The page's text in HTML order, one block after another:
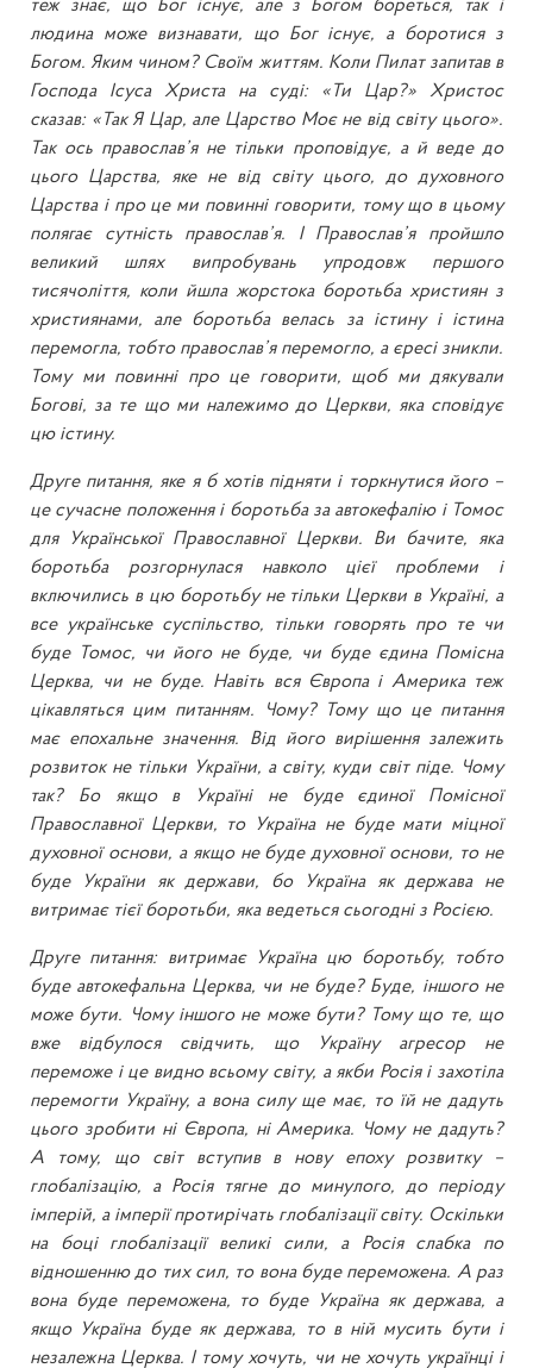
теж знає, що Бог існує, але з Богом бореться, так і
людина може визнавати, що Бог існує, а боротися з
Богом. Яким чином? Своїм життям. Коли Пилат запитав в
Господа Ісуса Христа на суді: «Ти Цар?» Христос
сказав: «Так Я Цар, але Царство Моє не від світу цього».
Так ось православ’я не тільки проповідує, а й веде до
цього Царства, яке не від світу цього, до духовного
Царства і про це ми повинні говорити, тому що в цьому
полягає сутність православ’я. І Православ’я пройшло
великий шлях випробувань упродовж першого
тисячоліття, коли йшла жорстока боротьба християн з
християнами, але боротьба велась за істину і істина
перемогла, тобто православ’я перемогло, а єресі зникли.
Тому ми повинні про це говорити, щоб ми дякували
Богові, за те що ми належимо до Церкви, яка сповідує
цю істину.
Друге питання, яке я б хотів підняти і торкнутися його –
це сучасне положення і боротьба за автокефалію і Томос
для Української Православної Церкви. Ви бачите, яка
боротьба розгорнулася навколо цієї проблеми і
включились в цю боротьбу не тільки Церкви в Україні, а
все українське суспільство, тільки говорять про те чи
буде Томос, чи його не буде, чи буде єдина Помісна
Церква, чи не буде. Навіть вся Європа і Америка теж
цікавляться цим питанням. Чому? Тому що це питання
має епохальне значення. Від його вирішення залежить
розвиток не тільки України, а світу, куди світ піде. Чому
так? Бо якщо в Україні не буде єдиної Помісної
Православної Церкви, то Україна не буде мати міцної
духовної основи, а якщо не буде духовної основи, то не
буде України як держави, бо Україна як держава не
витримає тієї боротьби, яка ведеться сьогодні з Росією.
Друге питання: витримає Україна цю боротьбу, тобто
буде автокефальна Церква, чи не буде? Буде, іншого не
може бути. Чому іншого не може бути? Тому що те, що
вже відбулося свідчить, що Україну агресор не
переможе і це видно всьому світу, а якби Росія і захотіла
перемогти Україну, а вона силу ще має, то їй не дадуть
цього зробити ні Європа, ні Америка. Чому не дадуть?
А тому, що світ вступив в нову епоху розвитку –
глобалізацію, а Росія тягне до минулого, до періоду
імперій, а імперії протирічать глобалізації світу. Оскільки
на боці глобалізації великі сили, а Росія слабка по
відношенню до тих сил, то вона буде переможена. А раз
вона буде переможена, то буде Україна як держава, а
якщо Україна буде як держава, то в ній мусить бути і
незалежна Церква. І тому хочуть, чи не хочуть українці і